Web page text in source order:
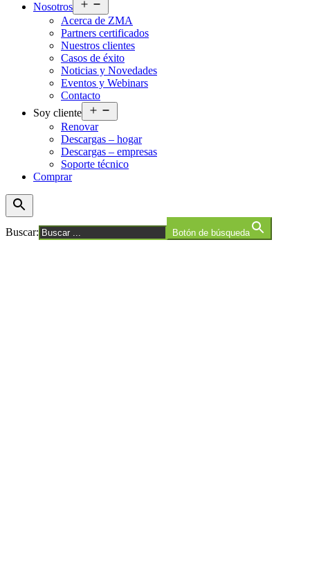
Nosotros
el
menú
Acerca de ZMA
Partners certificados
Nuestros clientes
Casos de éxito
Noticias y Novedades
Eventos y Webinars
Contacto
Soy cliente
el
Renovar
Descargas – hogar
Descargas – empresas
Soporte técnico
Comprar
Buscar: Botón de búsqueda